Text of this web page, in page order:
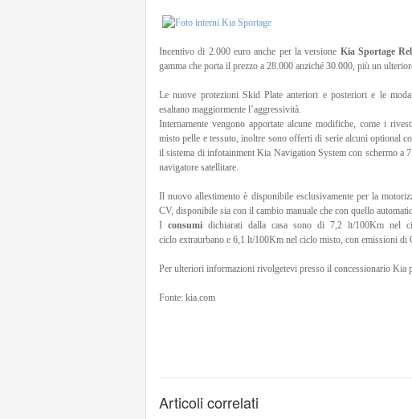
Incentivo di 2.000 euro anche per la versione Kia Sportage
gamma che porta il prezzo a 28.000 anziché 30.000, più un
Le nuove protezioni Skid Plate anteriori e posteriori e le
esaltano maggiormente l’aggressività.
Internamente vengono apportate alcune modifiche, come i
misto pelle e tessuto, inoltre sono offerti di serie alcuni optional
il sistema di infotainment Kia Navigation System con schermo a
navigatore satellitare.
Il nuovo allestimento è disponibile esclusivamente per la
CV, disponibile sia con il cambio manuale che con quello
I consumi dichiarati dalla casa sono di 7,2 lt/100Km nel
ciclo extraurbano e 6,1 lt/100Km nel ciclo misto, con emissioni di
Per ulteriori informazioni rivolgetevi presso il concessionario Kia
Fonte: kia.com
Articoli correlati